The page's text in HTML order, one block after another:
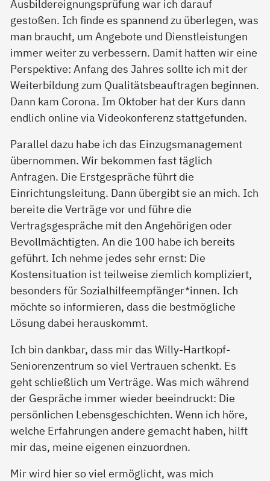
Ausbildereignungsprüfung war ich darauf
gestoßen. Ich finde es spannend zu überlegen, was
man braucht, um Angebote und Dienstleistungen
immer weiter zu verbessern. Damit hatten wir eine
Perspektive: Anfang des Jahres sollte ich mit der
Weiterbildung zum Qualitätsbeauftragen beginnen.
Dann kam Corona. Im Oktober hat der Kurs dann
endlich online via Videokonferenz stattgefunden.
Parallel dazu habe ich das Einzugsmanagement
übernommen. Wir bekommen fast täglich
Anfragen. Die Erstgespräche führt die
Einrichtungsleitung. Dann übergibt sie an mich. Ich
bereite die Verträge vor und führe die
Vertragsgespräche mit den Angehörigen oder
Bevollmächtigten. An die 100 habe ich bereits
geführt. Ich nehme jedes sehr ernst: Die
Kostensituation ist teilweise ziemlich kompliziert,
besonders für Sozialhilfeempfänger*innen. Ich
möchte so informieren, dass die bestmögliche
Lösung dabei herauskommt.
Ich bin dankbar, dass mir das Willy-Hartkopf-
Seniorenzentrum so viel Vertrauen schenkt. Es
geht schließlich um Verträge. Was mich während
der Gespräche immer wieder beeindruckt: Die
persönlichen Lebensgeschichten. Wenn ich höre,
welche Erfahrungen andere gemacht haben, hilft
mir das, meine eigenen einzuordnen.
Mir wird hier so viel ermöglicht, was mich